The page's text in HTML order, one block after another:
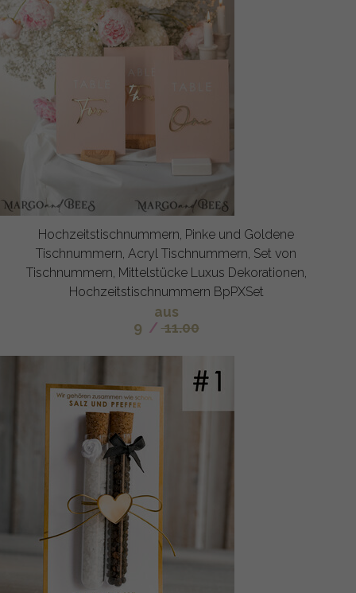
Hochzeitstischnummern, Pinke und Goldene
Tischnummern, Acryl Tischnummern, Set von
Tischnummern, Mittelstücke Luxus Dekorationen,
Hochzeitstischnummern BpPXSet
aus
9 / 11.00